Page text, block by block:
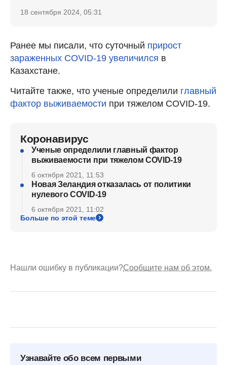
18 сентября 2024, 05:31
Ранее мы писали, что суточный прирост
зараженных COVID-19 увеличился в
Казахстане.
Читайте также, что ученые определили главный
фактор выживаемости при тяжелом COVID-19.
Коронавирус
Ученые определили главный фактор
выживаемости при тяжелом COVID-19
6 октября 2021, 11:53
Новая Зеландия отказалась от политики
нулевого COVID-19
6 октября 2021, 11:02
Больше по этой теме
Нашли ошибку в публикации?Сообщите нам об этом.
Узнавайте обо всем первыми